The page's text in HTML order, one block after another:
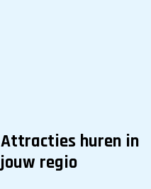
Attracties huren in
jouw regio